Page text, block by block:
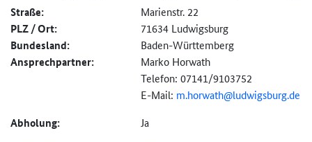
Straße: Marienstr. 22
PLZ / Ort: 71634 Ludwigsburg
Bundesland: Baden-Württemberg
Ansprechpartner:
Marko Horwath
Telefon: 07141/9103752
E-Mail: m.horwath@ludwigsburg.de
Abholung: Ja